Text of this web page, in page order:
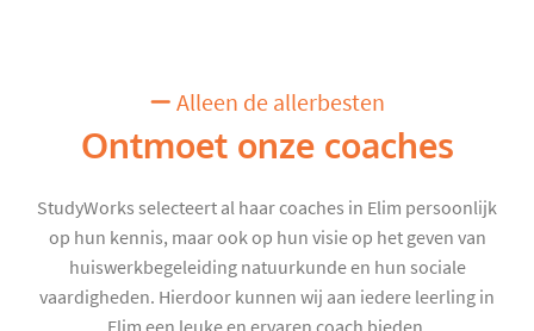
Alleen de allerbesten
Ontmoet onze coaches
StudyWorks selecteert al haar coaches in Elim persoonlijk
op hun kennis, maar ook op hun visie op het geven van
huiswerkbegeleiding natuurkunde en hun sociale
vaardigheden. Hierdoor kunnen wij aan iedere leerling in